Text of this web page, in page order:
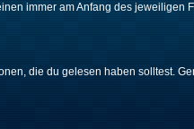
immer am Anfang des jeweiligen
die du gelesen haben solltest.